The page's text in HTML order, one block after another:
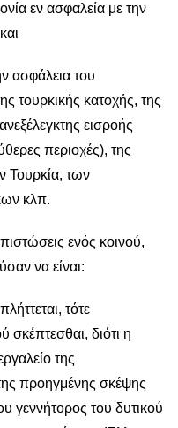
εν ασφαλεία με την
του
τουρκικής κατοχής, της
εισροής
περιοχές), της
Τουρκία, των
κλπ.
ενός κοινού,
να είναι:
τότε
σκέπτεσθαι, διότι η
της
προηγμένης σκέψης
γεννήτορος του δυτικού